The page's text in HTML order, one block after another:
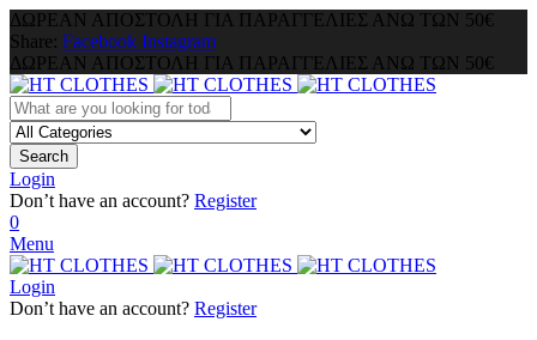
ΔΩΡΕΑΝ ΑΠΟΣΤΟΛΗ ΓΙΑ ΠΑΡΑΓΓΕΛΙΕΣ ΑΝΩ ΤΩΝ 50€
Share: Facebook Instagram
ΔΩΡΕΑΝ ΑΠΟΣΤΟΛΗ ΓΙΑ ΠΑΡΑΓΓΕΛΙΕΣ ΑΝΩ ΤΩΝ 50€
Search
Login
Don’t have an account? Register
0
Menu
Login
Don’t have an account? Register